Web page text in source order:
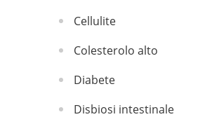
Cellulite
Colesterolo alto
Diabete
Disbiosi intestinale